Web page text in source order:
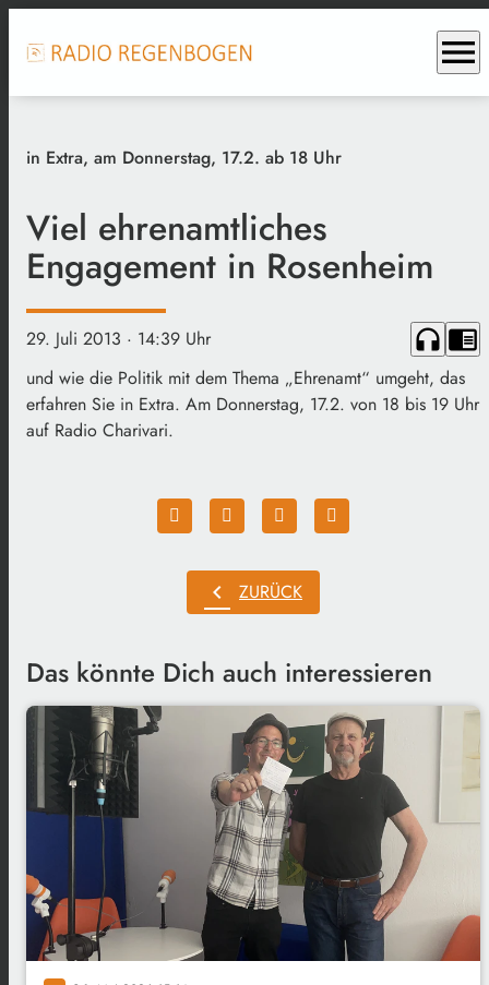
menu
in Extra, am Donnerstag, 17.2. ab 18 Uhr
Viel ehrenamtliches
Engagement in Rosenheim
29. Juli 2013 · 14:39 Uhr headphones chrome_reader_mode
und wie die Politik mit dem Thema „Ehrenamt“ umgeht, das
erfahren Sie in Extra. Am Donnerstag, 17.2. von 18 bis 19 Uhr
auf Radio Charivari.
chevron_left ZURÜCK
Das könnte Dich auch interessieren